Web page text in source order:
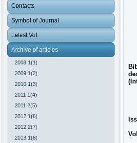
Contacts
Symbol of Journal
Latest Vol.
Archive of articles
2008 1(1)
2009 1(2)
2010 1(3)
2011 1(4)
2011 2(5)
2012 1(6)
2012 2(7)
2013 1(8)